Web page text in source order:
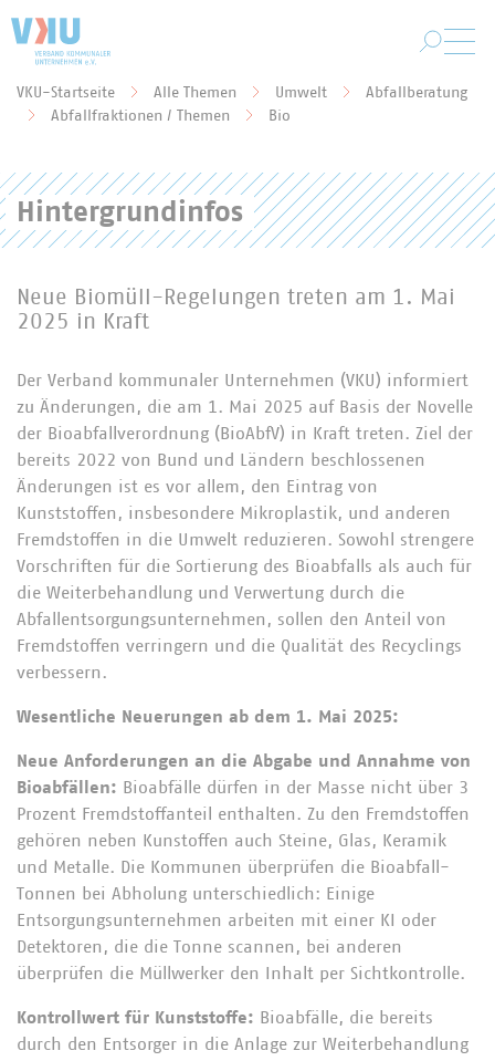
Sie befinden sich hier:
VKU-Startseite Alle Themen Umwelt
Abfallberatung
Abfallfraktionen / Themen
Bio
Hintergrundinfos
Neue Biomüll-Regelungen treten am 1. Mai
2025 in Kraft
Der Verband kommunaler Unternehmen (VKU) informiert
zu Änderungen, die am 1. Mai 2025 auf Basis der Novelle
der Bioabfallverordnung (BioAbfV) in Kraft treten. Ziel der
bereits 2022 von Bund und Ländern beschlossenen
Änderungen ist es vor allem, den Eintrag von
Kunststoffen, insbesondere Mikroplastik, und anderen
Fremdstoffen in die Umwelt reduzieren. Sowohl strengere
Vorschriften für die Sortierung des Bioabfalls als auch für
die Weiterbehandlung und Verwertung durch die
Abfallentsorgungsunternehmen, sollen den Anteil von
Fremdstoffen verringern und die Qualität des Recyclings
verbessern.
Wesentliche Neuerungen ab dem 1. Mai 2025:
Neue Anforderungen an die Abgabe und Annahme von
Bioabfällen: Bioabfälle dürfen in der Masse nicht über 3
Prozent Fremdstoffanteil enthalten. Zu den Fremdstoffen
gehören neben Kunstoffen auch Steine, Glas, Keramik
und Metalle. Die Kommunen überprüfen die Bioabfall-
Tonnen bei Abholung unterschiedlich: Einige
Entsorgungsunternehmen arbeiten mit einer KI oder
Detektoren, die die Tonne scannen, bei anderen
überprüfen die Müllwerker den Inhalt per Sichtkontrolle.
Kontrollwert für Kunststoffe: Bioabfälle, die bereits
durch den Entsorger in die Anlage zur Weiterbehandlung